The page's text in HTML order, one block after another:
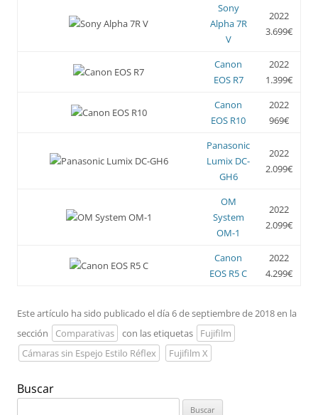
Sony
Alpha 7R
V
2022
3.699€
Canon
EOS R7
2022
1.399€
Canon
EOS R10
2022
969€
Panasonic
Lumix DC-
GH6
2022
2.099€
OM
System
OM-1
2022
2.099€
Canon
EOS R5 C
2022
4.299€
Este artículo ha sido publicado el día 6 de septiembre de 2018 en la
sección
Comparativas con las etiquetas
Fujifilm
Cámaras sin Espejo Estilo Réflex
Fujifilm X
Buscar